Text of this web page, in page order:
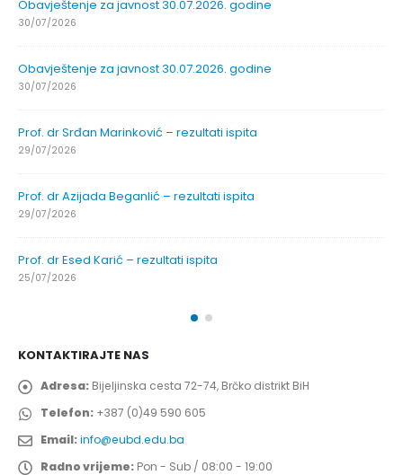
Obavještenje za javnost 30.07.2026. godine
30/07/2026
Obavještenje za javnost 30.07.2026. godine
30/07/2026
Prof. dr Srđan Marinković – rezultati ispita
29/07/2026
Prof. dr Azijada Beganlić – rezultati ispita
29/07/2026
Prof. dr Esed Karić – rezultati ispita
25/07/2026
KONTAKTIRAJTE NAS
Adresa: Bijeljinska cesta 72-74, Brčko distrikt BiH
Telefon: +387 (0)49 590 605
Email:info@eubd.edu.ba
Radno vrijeme: Pon - Sub / 08:00 - 19:00